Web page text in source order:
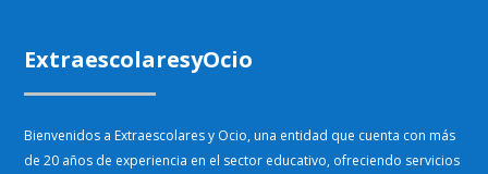
ExtraescolaresyOcio
Bienvenidos a Extraescolares y Ocio, una entidad que cuenta con más
de 20 años de experiencia en el sector educativo, ofreciendo servicios